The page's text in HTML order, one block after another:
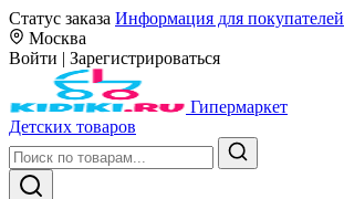
Статус заказа Информация для покупателей
Москва
Войти | Зарегистрироваться
Гипермаркет
Детских товаров